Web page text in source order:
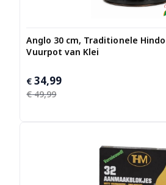
Anglo 30 cm, Traditionele
Vuurpot van Klei
€49,99
Oorspronkelijke
prijs
€ 34,99
Huidige
prijs